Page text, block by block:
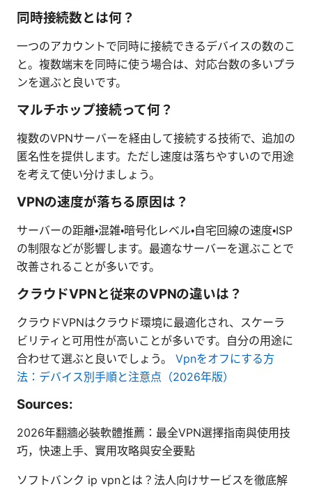
同時接続数とは何？
一つのアカウントで同時に接続できるデバイスの数のこ
と。複数端末を同時に使う場合は、対応台数の多いプラ
ンを選ぶと良いです。
マルチホップ接続って何？
複数のVPNサーバーを経由して接続する技術で、追加の
匿名性を提供します。ただし速度は落ちやすいので用途
を考えて使い分けましょう。
VPNの速度が落ちる原因は？
サーバーの距離・混雑・暗号化レベル・自宅回線の速度・ISP
の制限などが影響します。最適なサーバーを選ぶことで
改善されることが多いです。
クラウドVPNと従来のVPNの違いは？
クラウドVPNはクラウド環境に最適化され、スケーラ
ビリティと可用性が高いことが多いです。自分の用途に
合わせて選ぶと良いでしょう。 Vpnをオフにする方
法：デバイス別手順と注意点（2026年版）
Sources:
2026年翻牆必裝軟體推薦：最全VPN選擇指南與使用技
巧，快速上手、實用攻略與安全要點
ソフトバンク ip vpnとは？法人向けサービスを徹底解